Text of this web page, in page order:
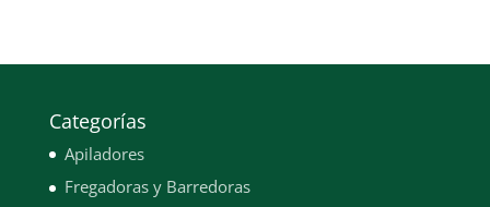
Categorías
Apiladores
Fregadoras y Barredoras